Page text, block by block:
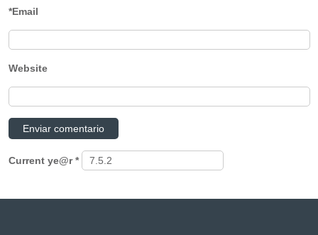
*Email
Website
Current ye@r*